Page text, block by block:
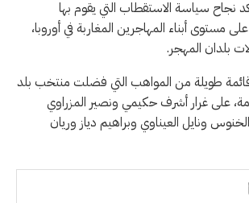
نجاح سياسة الاستقطاب التي يقوم بها
مستوى أبناء المهاجرين المغاربة في أوروبا،
بلدان المهجر.
طويلة من المواهب التي فضلت منتخب بلد
على غرار أشرف حكيمي ونصير المزراوي
ونايل العيناوي وبراهيم دياز وريان